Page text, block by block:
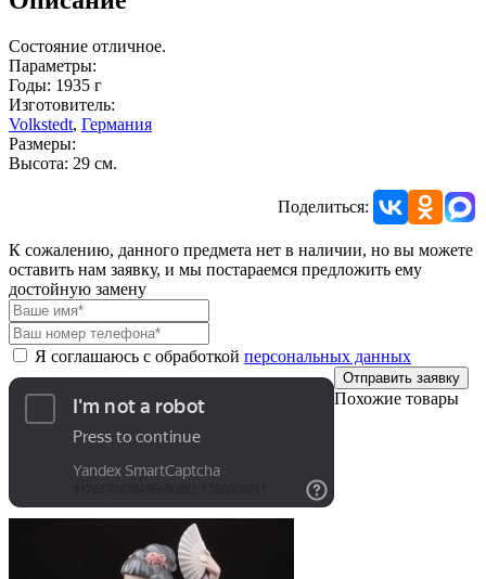
Состояние отличное.
Параметры:
Годы: 1935 г
Изготовитель:
Volkstedt, Германия
Размеры:
Высота: 29 см.
Поделиться:
К сожалению, данного предмета нет в наличии, но вы можете
оставить нам заявку, и мы постараемся предложить ему
достойную замену
Я соглашаюсь с обработкой персональных данных
Отправить заявку
Похожие товары